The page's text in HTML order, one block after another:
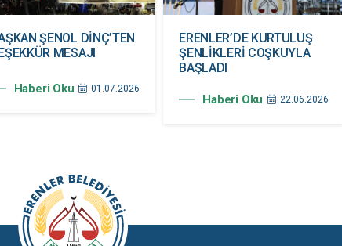
ŞENOL DİNÇ’TEN
MESAJI
Haberi Oku 01.07.2026
ERENLER’DE KURTULUŞ
ŞENLİKLERİ COŞKUYLA
BAŞLADI
Haberi Oku 22.06.2026